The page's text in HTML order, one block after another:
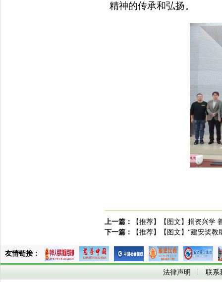
精神的传承和弘扬。
上一篇：
【推荐】【图文】捐资兴学
下一篇：
【推荐】【图文】“建安奖
友情链接：
法律声明 联系